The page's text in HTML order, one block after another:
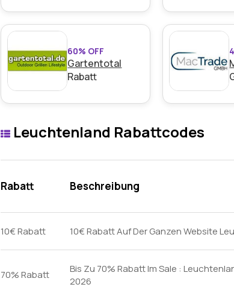
60% OFF
Gartentotal
Rabatt
Leuchtenland Rabattcodes
Rabatt Beschreibung
10€ Rabatt 10€ Rabatt Auf Der Ganzen Website
70% Rabatt
Bis Zu 70% Rabatt Im Sale :
2026